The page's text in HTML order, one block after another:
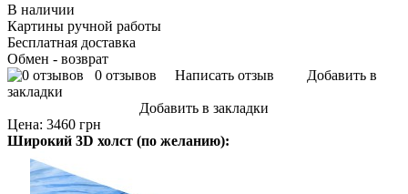
В наличии
Картины ручной работы
Бесплатная доставка
Обмен - возврат
0 отзывов
Написать отзыв
Добавить в
закладки
Добавить в закладки
Цена: 3460 грн
Широкий 3D холст (по желанию):